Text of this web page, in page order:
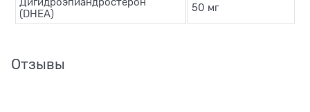
(DHEA)
50 мг
Отзывы